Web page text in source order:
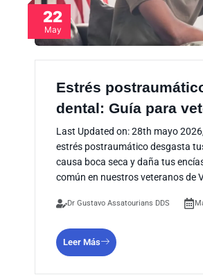
22
May
Estrés
dental: Guía para
Last Updated on: 28th mayo
estrés postraumático desgasta
causa boca seca y daña tus
común en nuestros veteranos de
Dr Gustavo Assatourians DDS
Leer Más